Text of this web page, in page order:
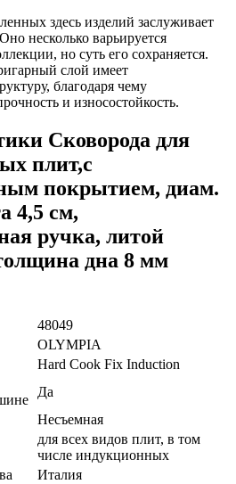
здесь изделий заслуживает
несколько варьируется
но суть его сохраняется.
слой имеет
благодаря чему
и износостойкость.
Сковорода для
плит,с
покрытием, диам.
4,5 см,
ручка, литой
дна 8 мм
48049
OLYMPIA
Hard Cook Fix Induction
Да
Несъемная
для всех видов плит, в том
числе индукционных
Италия